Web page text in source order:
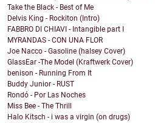
Take the Black - Best of Me
Delvis King - Rockiton (Intro)
FABBRO DI CHIAVI - Intangible part I
MYRANDAS - CON UNA FLOR
Joe Nacco - Gasoline (halsey Cover)
GlassEar -The Model (Kraftwerk Cover)
benison - Running From It
Buddy Junior - RUST
Rondó - Por Las Noches
Miss Bee - The Thrill
Halo Kitsch - i was a virgin (on drugs)